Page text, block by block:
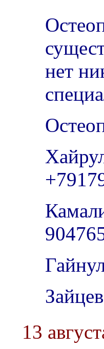
нет
13